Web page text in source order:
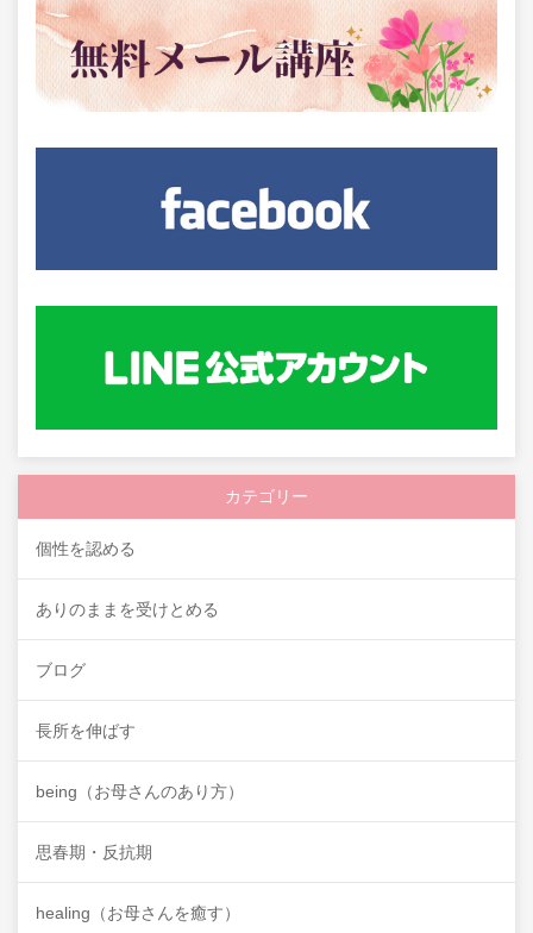
カテゴリー
個性を認める
ありのままを受けとめる
ブログ
長所を伸ばす
being（お母さんのあり方）
思春期・反抗期
healing（お母さんを癒す）